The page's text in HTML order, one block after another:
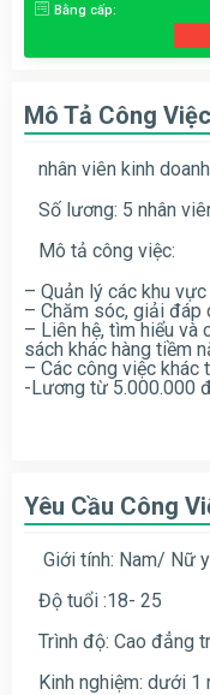
Bằng cấp:
Mô Tả Công Việc
nhân viên kinh doanh
Số lương: 5 nhân
Mô tả công việc:
– Quản lý các khu
– Chăm sóc, giải đáp
– Liên hệ, tìm hiểu và
sách khác hàng tiềm
– Các công việc khác
-Lương từ 5.000.000
Yêu Cầu Công
Giới tính: Nam/ Nữ
Độ tuổi :18- 25
Trình độ: Cao đẳng
Kinh nghiệm: dưới 1